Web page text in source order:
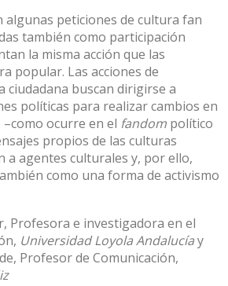
algunas peticiones de cultura fan
también como participación
la misma acción que las
popular. Las acciones de
ciudadana buscan dirigirse a
políticas para realizar cambios en
ocurre en el fandom político
propios de las culturas
a agentes culturales y, por ello,
como una forma de activismo
, Profesora e investigadora en el
Universidad Loyola Andalucíay
, Profesor de Comunicación,